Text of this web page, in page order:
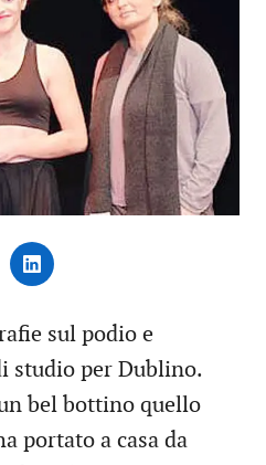
sul podio e
studio per Dublino.
bel bottino quello
portato a casa da